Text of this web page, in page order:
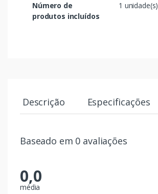
Número de
produtos incluídos
1 unidade(s)
Descrição Especificações
Baseado em 0 avaliações
0,0
média